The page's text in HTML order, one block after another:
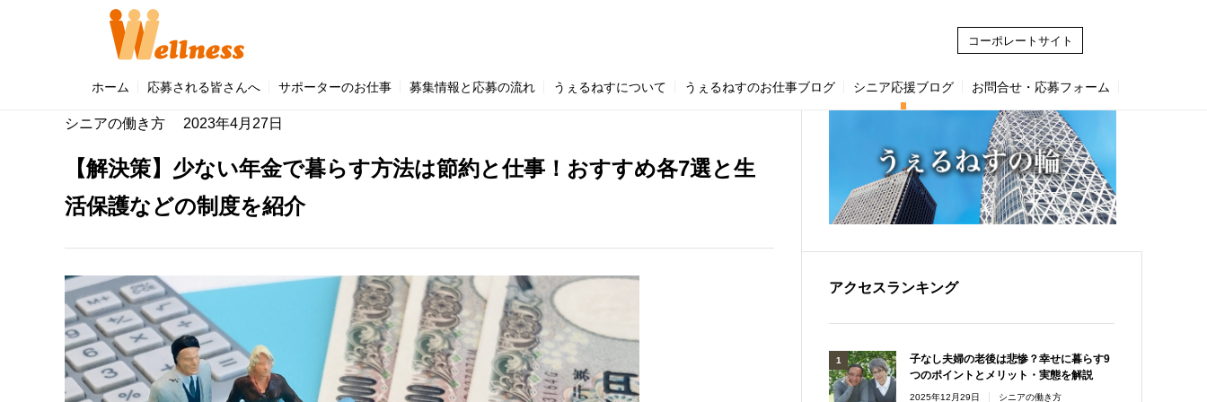
コーポレートサイト
ホーム 応募される皆さんへ サポーターのお仕事 募集情報と応募の流れ うぇるねすについて うぇるねすのお仕事ブログ シニア応援ブログ お問合せ・応募フォーム
「うぇるねす」のこと (4)
シニアの働き方 2023年4月27日
【解決策】少ない年金で暮らす方法は節約と仕事！おすすめ各7選と生
活保護などの制度を紹介
アクセスランキング
子なし夫婦の老後は悲惨？幸せに暮らす9
つのポイントとメリット・実態を解説
2025年12月29日 シニアの働き方